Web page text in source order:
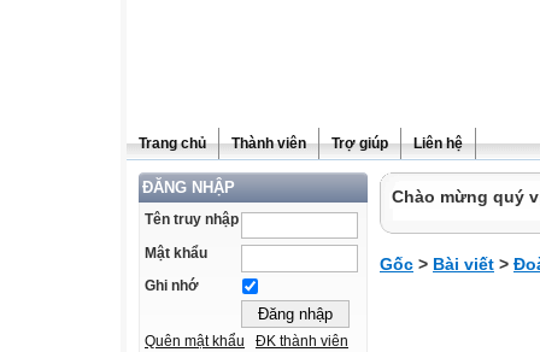
Trang chủ Thành viên Trợ giúp Liên hệ
ĐĂNG NHẬP
Tên truy nhập
Mật khẩu
Ghi nhớ
Quên mật khẩu ĐK thành viên
Chào mừng quý
Gốc > Bài viết >